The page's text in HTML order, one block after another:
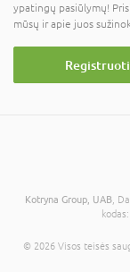
ypatingų pasiūlymų!
mūsų ir apie juos
Kotryna Group, UAB ,
© 2026 Visos teisės